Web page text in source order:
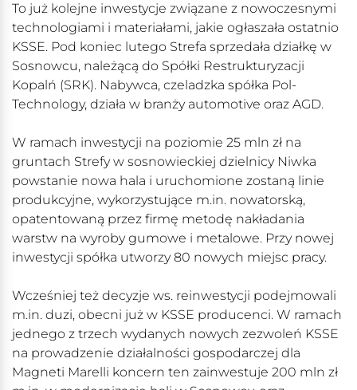
To już kolejne inwestycje związane z nowoczesnymi
technologiami i materiałami, jakie ogłaszała ostatnio
KSSE. Pod koniec lutego Strefa sprzedała działkę w
Sosnowcu, należącą do Spółki Restrukturyzacji
Kopalń (SRK). Nabywca, czeladzka spółka Pol-
Technology, działa w branży automotive oraz AGD.
W ramach inwestycji na poziomie 25 mln zł na
gruntach Strefy w sosnowieckiej dzielnicy Niwka
powstanie nowa hala i uruchomione zostaną linie
produkcyjne, wykorzystujące m.in. nowatorską,
opatentowaną przez firmę metodę nakładania
warstw na wyroby gumowe i metalowe. Przy nowej
inwestycji spółka utworzy 80 nowych miejsc pracy.
Wcześniej też decyzje ws. reinwestycji podejmowali
m.in. duzi, obecni już w KSSE producenci. W ramach
jednego z trzech wydanych nowych zezwoleń KSSE
na prowadzenie działalności gospodarczej dla
Magneti Marelli koncern ten zainwestuje 200 mln zł